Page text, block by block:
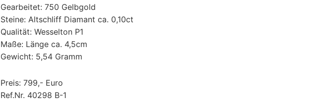
Gearbeitet: 750 Gelbgold
Steine: Altschliff Diamant ca. 0,10ct
Qualität: Wesselton P1
Maße: Länge ca. 4,5cm
Gewicht: 5,54 Gramm
Preis: 799,- Euro
Ref.Nr. 40298 B-1